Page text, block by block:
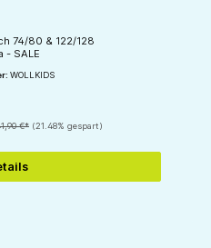
74/80 & 122/128
- SALE
WOLLKIDS
€* (21.48% gespart)